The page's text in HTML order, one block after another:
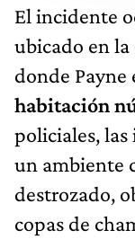
El incidente
ubicado en la
donde Payne
habitación
policiales,
un ambiente
destrozado,
copas de